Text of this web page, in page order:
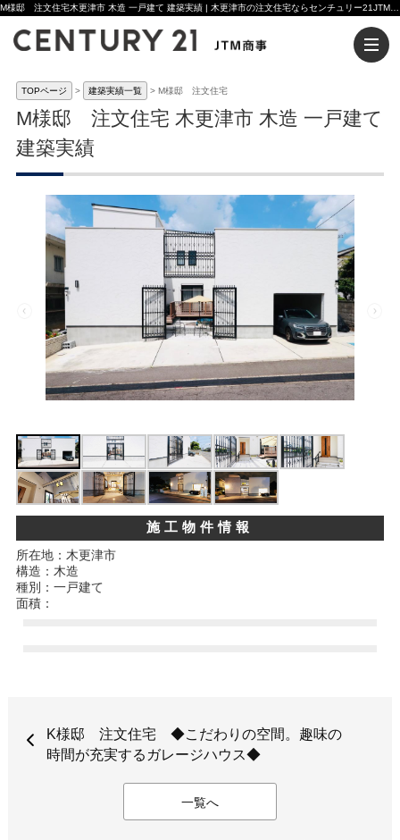
TOPページ 建築実績一覧 M様邸 注文住宅
M様邸 注文住宅 木更津市 木造 一戸建て
建築実績
施工物件情報
所在地：木更津市
構造：木造
種別：一戸建て
面積：
K様邸 注文住宅 ◆こだわりの空間。趣味の
時間が充実するガレージハウス◆
一覧へ